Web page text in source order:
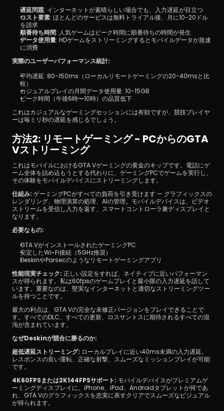
遅延問題: インターネットが素晴らしい場合でも、入力遅延が目立つ
コスト要素: ほとんどのサービスは無料トライアル後、月に10-20ドル
を請求
順番待ち時間: 人気ゲームはピーク時間に順番待ちの時間が発生
データ使用量: HDゲームをストリーミングするとモバイルデータが急速
に消費
実際のユーザーパフォーマンス統計:
平均遅延: 80-150ms（ローカルリモートゲーミングの20-40msと比
較）
カジュアルプレイの月間データ使用量: 10-15GB
ピーク時間（午後6時〜10時）の品質低下
これはカジュアルなゲーミングセッションには有効ですが、競技プレイヤ
ーは毎ミリ秒の遅延を感じるでしょう。
方法2: リモートゲーミング - PCからのGTA
Vストリーミング
これはモバイルにおけるGTA Vゲーミングの黄金のキップです。電話にゲ
ーム全体を詰め込もうとする代わりに、ゲーミングPCでゲームを実行し、
その体験をモバイルデバイスにストリーミングします。
仕組み: ゲーミングPCがすべての負荷を引き受けます — グラフィックスの
レンダリング、物理演算の処理、AIの管理。モバイルデバイスは、ビデオ
ストリームを受信し入力を返す、スマートコントローラ兼ディスプレイと
なります。
必要なもの:
GTA VがインストールされたゲーミングPC
安定したWi-Fi接続（5GHz推奨）
DeskinやParsecのようなリモートゲーミングアプリ
性能現実チェック: 正しい設定をすれば、ネイティブに近いパフォーマン
スが得られます。私は60fpsのゲームプレイと最小限の入力遅延を話して
います。重要なのは、堅実なインターネットと適切なストリーミングツー
ルを持つことです。
最大の利点は、GTA Vの完全な未修正バージョンをプレイできることで
す。すべてのDLC、すべての更新、ロスサントスに期待されるすべての混
沌が含まれています。
なぜDeskinが競合に勝るのか:
超低遅延ストリーミング: ローカルプレイに近い40ms未満の入力遅延。
レスポンスの良い運転、正確な射撃、スムーズなミッションプレイが可能
です。
4K60FPSまたは2K144FPSサポート: モバイルデバイスがプレミアムゲ
ーミングディスプレイに。iPhone、iPad、Androidタブレットが何であ
れ、GTA Vのグラフィックスを忠実に表すクリアでスムーズなビジュアル
が得られます。